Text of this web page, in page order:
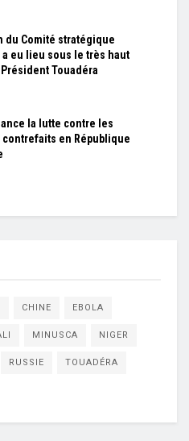
du Comité stratégique
a eu lieu sous le très haut
Touadéra
la lutte contre les
en République
CHINE EBOLA
MINUSCA NIGER
RUSSIE TOUADÉRA